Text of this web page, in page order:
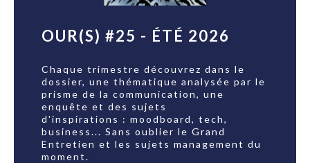
OUR(S) #25 - ÉTÉ 2026
Chaque trimestre découvrez dans le
dossier, une thématique analysée par le
prisme de la communication, une
enquête et des sujets
d'inspirations : moodboard, tech,
business... Sans oublier le Grand
Entretien et les sujets management du
moment.